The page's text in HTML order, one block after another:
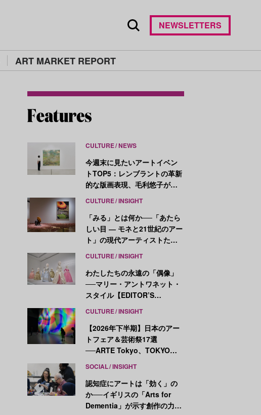
ART MARKET REPORT
NEWSLETTERS
CULTURE NEWS
今週末に見たいアートイベン
トTOP5：レンブラントの革新
的な版画表現、毛利悠子がヴ
CULTURE INSIGHT
「みる」とは何か──「あたら
しい目 ― モネと21世紀のアー
ト」の現代アーティストたち
CULTURE INSIGHT
わたしたちの永遠の「偶像」
──マリー・アントワネット・
スタイル【EDITOR’S
CULTURE INSIGHT
【2026年下半期】日本のアー
トフェア＆芸術祭17選
──ARTE Tokyo、TOKYO
SOCIAL INSIGHT
認知症にアートは「効く」の
か──イギリスの「Arts for
Dementia」が示す創作の力